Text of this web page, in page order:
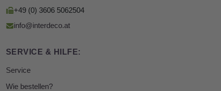
+49 (0) 3606 5062504
info@interdeco.at
SERVICE & HILFE:
Service
Wie bestellen?